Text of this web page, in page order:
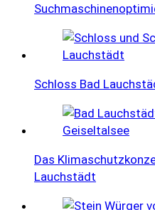
Schloss Bad
Das
Lauchstädt